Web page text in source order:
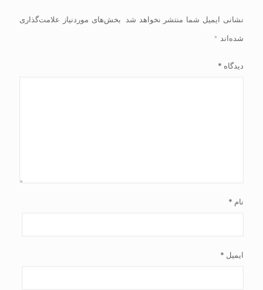
نشانی ایمیل شما منتشر نخواهد شد.
بخش‌های موردنیاز علامت‌گذاری
شده‌اند *
دیدگاه *
نام *
ایمیل *